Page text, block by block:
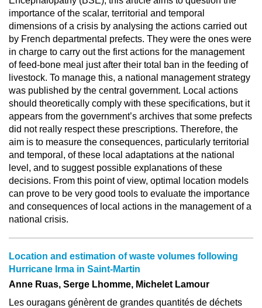
importance of the scalar, territorial and temporal
dimensions of a crisis by analysing the actions carried out
by French departmental prefects. They were the ones were
in charge to carry out the first actions for the management
of feed-bone meal just after their total ban in the feeding of
livestock. To manage this, a national management strategy
was published by the central government. Local actions
should theoretically comply with these specifications, but it
appears from the government’s archives that some prefects
did not really respect these prescriptions. Therefore, the
aim is to measure the consequences, particularly territorial
and temporal, of these local adaptations at the national
level, and to suggest possible explanations of these
decisions. From this point of view, optimal location models
can prove to be very good tools to evaluate the importance
and consequences of local actions in the management of a
national crisis.
Location and estimation of waste volumes following
Hurricane Irma in Saint-Martin
Anne Ruas, Serge Lhomme, Michelet Lamour
Les ouragans génèrent de grandes quantités de déchets